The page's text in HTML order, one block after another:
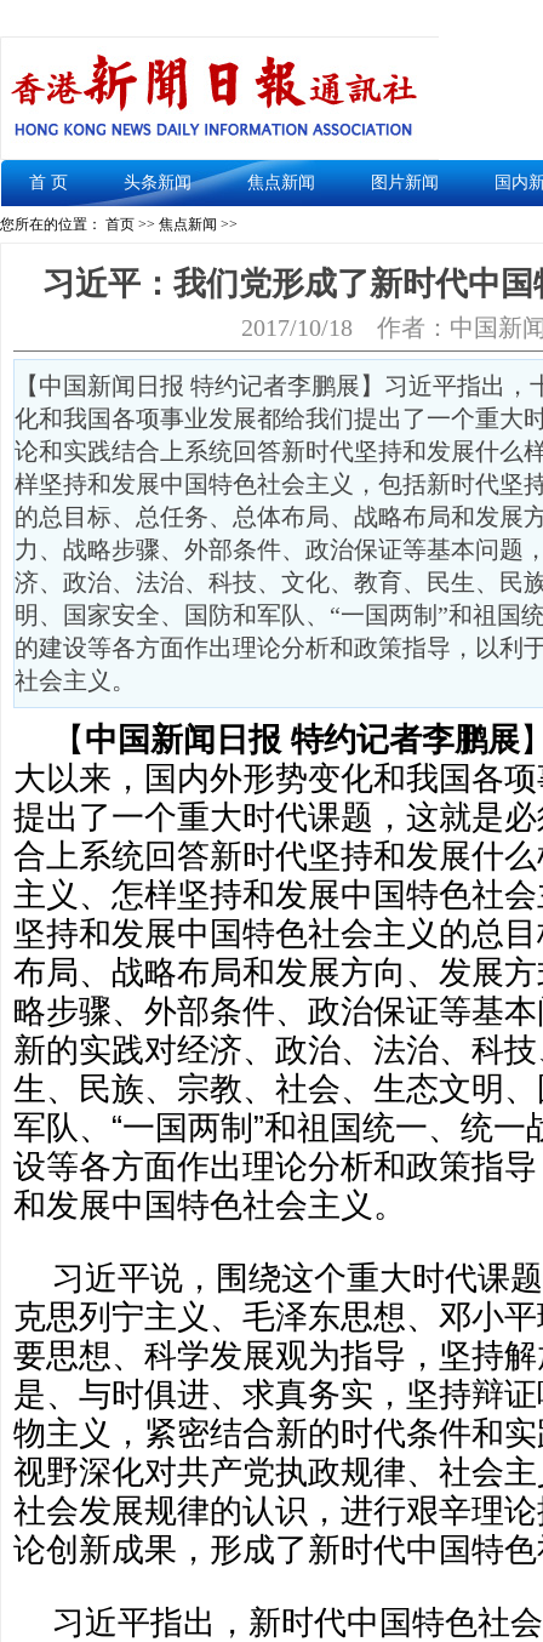
首 页 头条新闻 焦点新闻 图片新闻 国内
您所在的位置： 首页 >> 焦点新闻 >>
习近平：我们党形成了新时代中
2017/10/18 作者：中国新
【中国新闻日报 特约记者李鹏展】习近平指出
化和我国各项事业发展都给我们提出了一个重大
论和实践结合上系统回答新时代坚持和发展什么
样坚持和发展中国特色社会主义，包括新时代坚
的总目标、总任务、总体布局、战略布局和发展
力、战略步骤、外部条件、政治保证等基本问题
济、政治、法治、科技、文化、教育、民生、民
明、国家安全、国防和军队、“一国两制”和祖国
的建设等各方面作出理论分析和政策指导，以利
社会主义。
【 中国新闻日报 特约记者李鹏展
大以来，国内外形势变化和我国各
提出了一个重大时代课题，这就是
合上系统回答新时代坚持和发展什
主义、怎样坚持和发展中国特色社
坚持和发展中国特色社会主义的总
布局、战略布局和发展方向、发展
略步骤、外部条件、政治保证等基
新的实践对经济、政治、法治、科
生、民族、宗教、社会、生态文明
军队、“一国两制”和祖国统一、统
设等各方面作出理论分析和政策指
和发展中国特色社会主义。
习近平说，围绕这个重大时代课
克思列宁主义、毛泽东思想、邓小平
要思想、科学发展观为指导，坚持
是、与时俱进、求真务实，坚持辩
物主义，紧密结合新的时代条件和
视野深化对共产党执政规律、社会
社会发展规律的认识，进行艰辛理
论创新成果，形成了新时代中国特
习近平指出，新时代中国特色社